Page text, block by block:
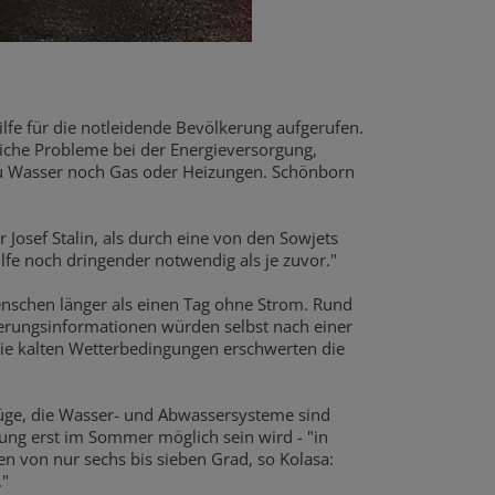
für die notleidende Bevölkerung aufgerufen.
Probleme bei der Energieversorgung,
noch Gas oder Heizungen. Schönborn
Stalin, als durch eine von den Sowjets
noch dringender notwendig als je zuvor."
länger als einen Tag ohne Strom. Rund
würden selbst nach einer
kalten Wetterbedingungen erschwerten die
die Wasser- und Abwassersysteme sind
erst im Sommer möglich sein wird - "in
von nur sechs bis sieben Grad, so Kolasa: